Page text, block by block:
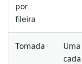
por
fileira
Tomada